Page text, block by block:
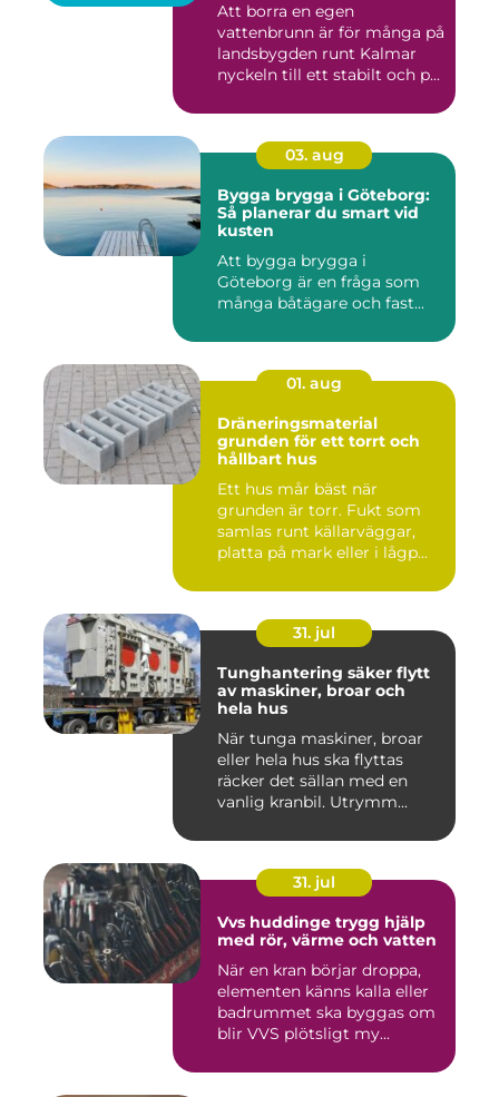
Att borra en egen
vattenbrunn är för många på
landsbygden runt Kalmar
nyckeln till ett stabilt och p...
03. aug
Bygga brygga i Göteborg:
Så planerar du smart vid
kusten
Att bygga brygga i
Göteborg är en fråga som
många båtägare och fast...
01. aug
Dräneringsmaterial
grunden för ett torrt och
hållbart hus
Ett hus mår bäst när
grunden är torr. Fukt som
samlas runt källarväggar,
platta på mark eller i lågp...
31. jul
Tunghantering säker flytt
av maskiner, broar och
hela hus
När tunga maskiner, broar
eller hela hus ska flyttas
räcker det sällan med en
vanlig kranbil. Utrymm...
31. jul
Vvs huddinge trygg hjälp
med rör, värme och vatten
När en kran börjar droppa,
elementen känns kalla eller
badrummet ska byggas om
blir VVS plötsligt my...